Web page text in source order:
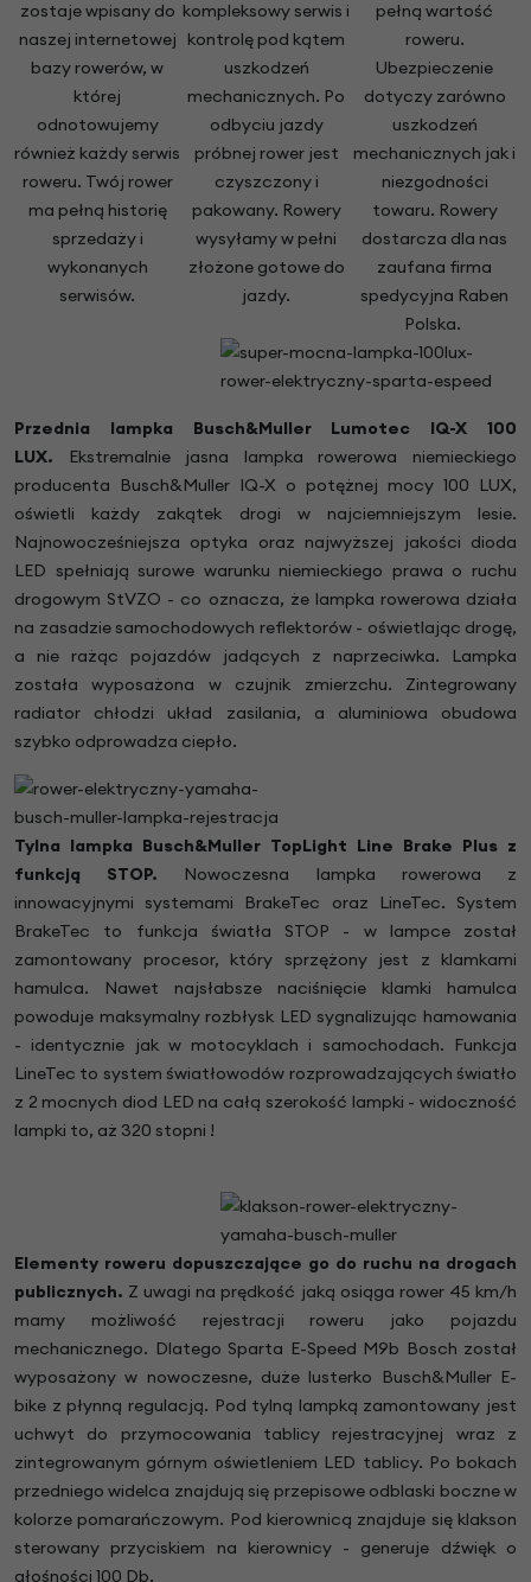
zostaje wpisany do
naszej internetowej
bazy rowerów, w
której
odnotowujemy
również każdy serwis
roweru. Twój rower
ma pełną historię
sprzedaży i
wykonanych
serwisów.
kompleksowy serwis i
kontrolę pod kątem
uszkodzeń
mechanicznych. Po
odbyciu jazdy
próbnej rower jest
czyszczony i
pakowany. Rowery
wysyłamy w pełni
złożone gotowe do
jazdy.
pełną wartość
roweru.
Ubezpieczenie
dotyczy zarówno
uszkodzeń
mechanicznych jak i
niezgodności
towaru. Rowery
dostarcza dla nas
zaufana firma
spedycyjna Raben
Polska.
Przednia lampka Busch&Muller Lumotec IQ-X 100
LUX.
Ekstremalnie jasna lampka rowerowa niemieckiego
producenta Busch&Muller IQ-X o potężnej mocy 100 LUX,
oświetli każdy zakątek drogi w najciemniejszym lesie.
Najnowocześniejsza optyka oraz najwyższej jakości dioda
LED spełniają surowe warunku niemieckiego prawa o ruchu
drogowym StVZO - co oznacza, że lampka rowerowa działa
na zasadzie samochodowych reflektorów - oświetlając drogę,
a nie rażąc pojazdów jadących z naprzeciwka. Lampka
została wyposażona w czujnik zmierzchu. Zintegrowany
radiator chłodzi układ zasilania, a aluminiowa obudowa
szybko odprowadza ciepło.
Tylna lampka Busch&Muller TopLight Line Brake Plus z
funkcją STOP. Nowoczesna lampka rowerowa z
innowacyjnymi systemami BrakeTec oraz LineTec. System
BrakeTec to funkcja światła STOP - w lampce został
zamontowany procesor, który sprzężony jest z klamkami
hamulca. Nawet najsłabsze naciśnięcie klamki hamulca
powoduje maksymalny rozbłysk LED sygnalizując hamowania
- identycznie jak w motocyklach i samochodach. Funkcja
LineTec to system światłowodów rozprowadzających światło
z 2 mocnych diod LED na całą szerokość lampki - widoczność
lampki to, aż 320 stopni !
Elementy roweru dopuszczające go do ruchu na drogach
publicznych. Z uwagi na prędkość jaką osiąga rower 45 km/h
mamy możliwość rejestracji roweru jako pojazdu
mechanicznego. Dlatego Sparta E-Speed M9b Bosch został
wyposażony w nowoczesne, duże lusterko Busch&Muller E-
bike z płynną regulacją. Pod tylną lampką zamontowany jest
uchwyt do przymocowania tablicy rejestracyjnej wraz z
zintegrowanym górnym oświetleniem LED tablicy. Po bokach
przedniego widelca znajdują się przepisowe odblaski boczne w
kolorze pomarańczowym. Pod kierownicą znajduje się klakson
sterowany przyciskiem na kierownicy - generuje dźwięk o
głośności 100 Db.